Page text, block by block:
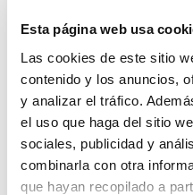
Esta página web usa
Las cookies de este sitio
contenido y los anuncios,
y analizar el tráfico.
el uso que haga del sitio
sociales, publicidad y
combinarla con otra
que hayan recopilado a
Situada debajo de
emblemática serie
asequible, potente y
Con versiones de 12 y
modelos MBT con
conectividadBluetooth
estéreo TWS, la nueva
necesite gran